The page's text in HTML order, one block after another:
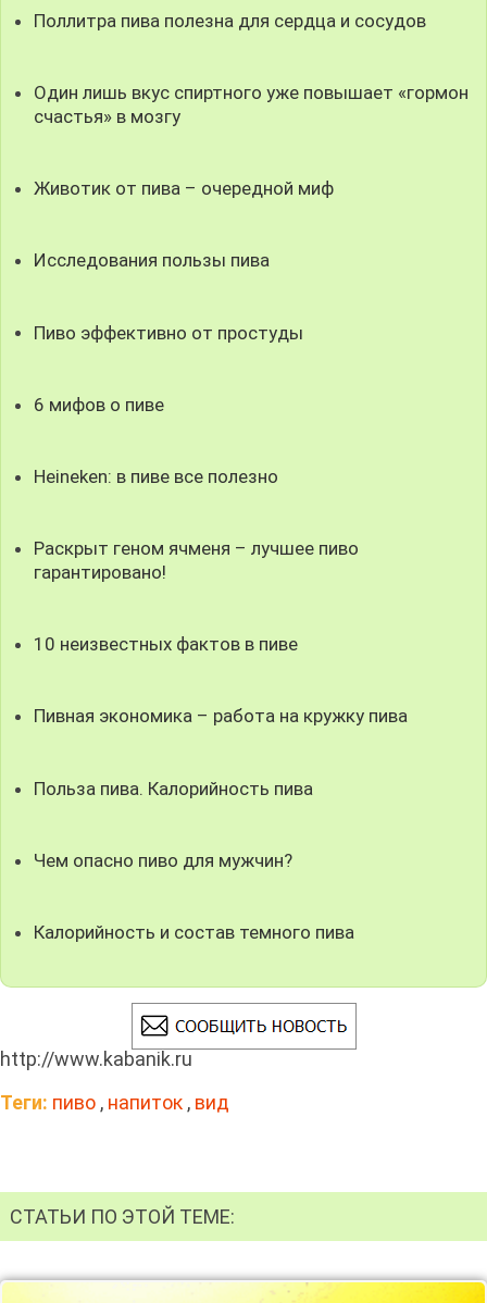
Поллитра пива полезна для сердца и сосудов
Один лишь вкус спиртного уже повышает «гормон
счастья» в мозгу
Животик от пива – очередной миф
Исследования пользы пива
Пиво эффективно от простуды
6 мифов о пиве
Heineken: в пиве все полезно
Раскрыт геном ячменя – лучшее пиво
гарантировано!
10 неизвестных фактов в пиве
Пивная экономика – работа на кружку пива
Польза пива. Калорийность пива
Чем опасно пиво для мужчин?
Калорийность и состав темного пива
http://www.kabanik.ru
Теги: пиво , напиток , вид
СТАТЬИ ПО ЭТОЙ ТЕМЕ: